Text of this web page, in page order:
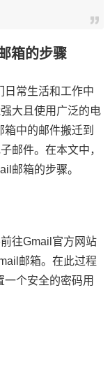
箱的步骤
日常生活和工作中
大且使用广泛的电
中的邮件搬迁到
邮件。在本文中，
邮箱的步骤。
往Gmail官方网站
邮箱。在此过程
个安全的密码用